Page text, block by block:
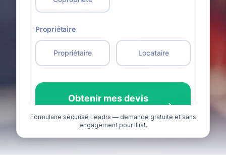
Formulaire sécurisé Leadrs — demande gratuite et sans
engagement pour Illiat.